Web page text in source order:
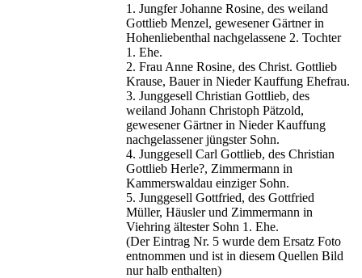
1. Jungfer Johanne Rosine, des weiland
Gottlieb Menzel, gewesener Gärtner in
Hohenliebenthal nachgelassene 2. Tochter
1. Ehe.
2. Frau Anne Rosine, des Christ. Gottlieb
Krause, Bauer in Nieder Kauffung Ehefrau.
3. Junggesell Christian Gottlieb, des
weiland Johann Christoph Pätzold,
gewesener Gärtner in Nieder Kauffung
nachgelassener jüngster Sohn.
4. Junggesell Carl Gottlieb, des Christian
Gottlieb Herle?, Zimmermann in
Kammerswaldau einziger Sohn.
5. Junggesell Gottfried, des Gottfried
Müller, Häusler und Zimmermann in
Viehring ältester Sohn 1. Ehe.
(Der Eintrag Nr. 5 wurde dem Ersatz Foto
entnommen und ist in diesem Quellen Bild
nur halb enthalten)